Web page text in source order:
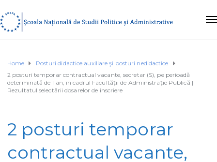
Home
Posturi didactice auxiliare şi posturi nedidactice
2 posturi temporar contractual vacante, secretar (S), pe perioadă
determinată de 1 an, în cadrul Facultății de Administrație Publică |
Rezultatul selectării dosarelor de înscriere
2 posturi temporar
contractual vacante,